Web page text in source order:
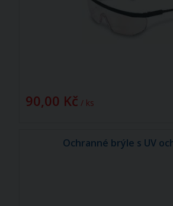
90,00 Kč / ks
Ochranné brýle s UV